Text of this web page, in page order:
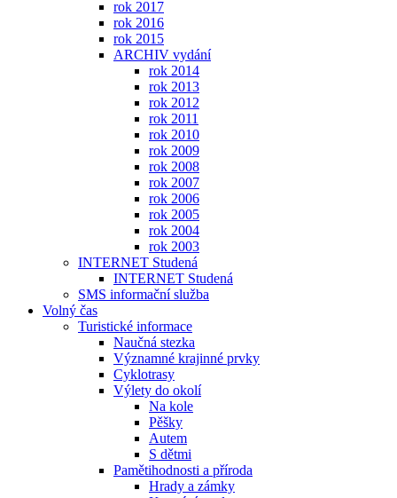
rok 2017
rok 2016
rok 2015
ARCHIV vydání
rok 2014
rok 2013
rok 2012
rok 2011
rok 2010
rok 2009
rok 2008
rok 2007
rok 2006
rok 2005
rok 2004
rok 2003
INTERNET Studená
INTERNET Studená
SMS informační služba
Volný čas
Turistické informace
Naučná stezka
Významné krajinné prvky
Cyklotrasy
Výlety do okolí
Na kole
Pěšky
Autem
S dětmi
Pamětihodnosti a příroda
Hrady a zámky